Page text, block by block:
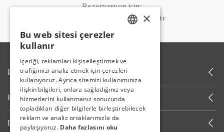
Rezervasyon için;
reservation@utopiaworld.com.tr
HAKKIMIZDA
HABERLER
DIĞER LINKLER
RUSSIAN
×
Bu web sitesi çerezler
kullanır
İçeriği, reklamları kişiselleştirmek ve
trafiğimizi analiz etmek için çerezleri
kullanıyoruz. Ayrıca sitemizi kullanımınıza
ilişkin bilgileri, onlara sağladığınız veya
hizmetlerini kullanmanız sonucunda
topladıkları diğer bilgilerle birleştirebilecek
reklam ve analiz ortaklarımızla da
paylaşıyoruz. Daha fazlasını oku